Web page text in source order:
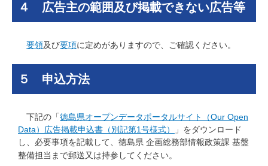
４ 広告主の範囲及び掲載できない広告等
要領及び要項に定めがありますので、ご確認ください。
５ 申込方法
下記の「徳島県オープンデータポータルサイト（Our Open
Data）広告掲載申込書（別記第1号様式）
」をダウンロード
し、必要事項を記載して、徳島県 企画総務部情報政策課 基盤
整備担当まで郵送又は持参してください。